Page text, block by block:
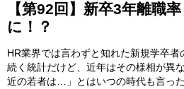
【第92回】新卒3年離
に！？
HR業界では言わずと知れた新規学卒者
続く統計だけど、近年はその様相が異
近の若者は…」とはいつの時代も言っ